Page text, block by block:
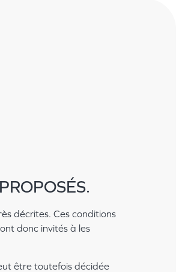
décrites. Ces conditions
donc invités à les
être toutefois décidée